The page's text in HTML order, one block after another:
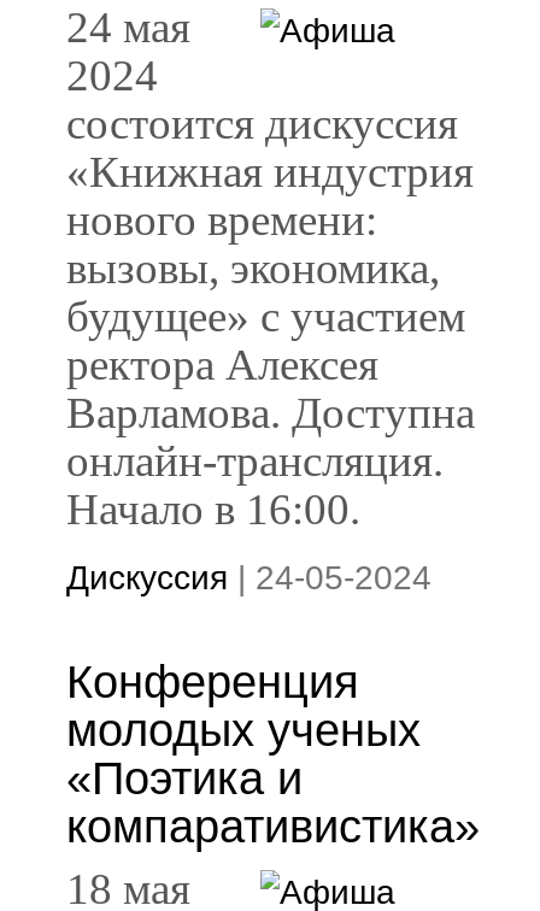
24 мая
2024
состоится дискуссия
«Книжная индустрия
нового времени:
вызовы, экономика,
будущее» с участием
ректора Алексея
Варламова. Доступна
онлайн-трансляция.
Начало в 16:00.
Дискуссия | 24-05-2024
Конференция
молодых ученых
«Поэтика и
компаративистика»
18 мая